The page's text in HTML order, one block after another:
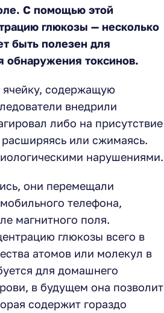
С помощью этой
глюкозы — несколько
быть полезен для
обнаружения токсинов.
содержащую
внедрили
либо на присутствие
или сжимаясь.
нарушениями.
они перемещали
телефона,
магнитного поля.
глюкозы всего в
атомов или молекул в
для домашнего
в будущем она позволит
содержит гораздо